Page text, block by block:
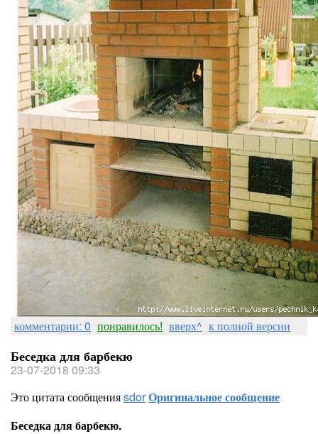
комментарии: 0 понравилось! вверх^ к полной версии
Беседка для барбекю
23-07-2018 09:33
Это цитата сообщенияsdorОригинальное сообщение
Беседка для барбекю.